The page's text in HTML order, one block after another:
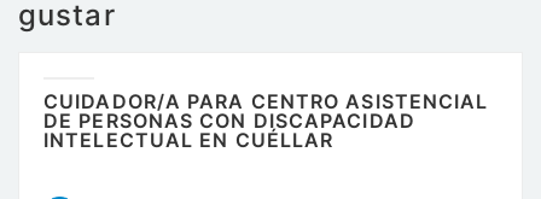
gustar
CUIDADOR/A PARA CENTRO ASISTENCIAL
DE PERSONAS CON DISCAPACIDAD
INTELECTUAL EN CUÉLLAR